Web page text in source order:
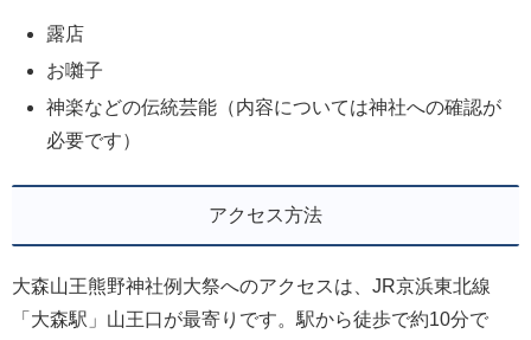
露店
お囃子
神楽などの伝統芸能（内容については神社への確認が
必要です）
アクセス方法
大森山王熊野神社例大祭へのアクセスは、JR京浜東北線
「大森駅」山王口が最寄りです。駅から徒歩で約10分で